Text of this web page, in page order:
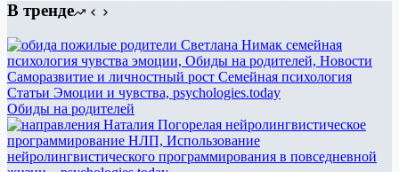
В тренде
Обиды на родителей